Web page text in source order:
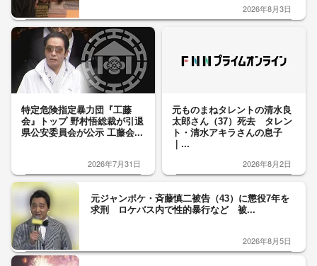
2026年8月3日
特定危険指定暴力団『工藤
会』トップ 野村悟総裁が引退
県公安委員会が公示 工藤会...
2026年7月31日
元ものまねタレントの清水良
太郎さん（37）死去 タレン
ト・清水アキラさんの息子
｜...
2026年8月2日
元ジャンポケ・斉藤慎二被告（43）に懲役7年を
求刑 ロケバス内で性的暴行など 被...
2026年8月5日